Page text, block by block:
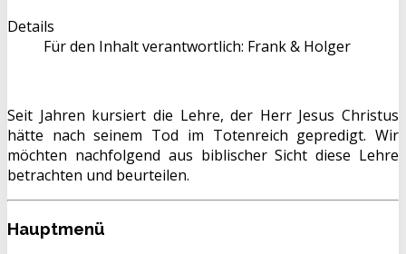
Details
Für den Inhalt verantwortlich: Frank & Holger
Seit Jahren kursiert die Lehre, der Herr Jesus Christus
hätte nach seinem Tod im Totenreich gepredigt. Wir
möchten nachfolgend aus biblischer Sicht diese Lehre
betrachten und beurteilen.
Hauptmenü